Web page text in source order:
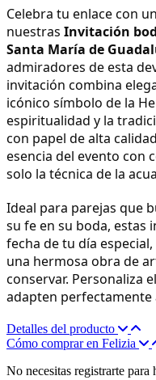
Celebra tu enlace con
nuestras Invitación
Santa María de
admiradores de esta
invitación combina
icónico símbolo de la
espiritualidad y la
con papel de alta
esencia del evento con
solo la técnica de la
Ideal para parejas que
su fe en su boda, estas
fecha de tu día
una hermosa obra de
conservar. Personaliza
adapten perfectamente
Detalles del producto
Cómo comprar en Felizia
No necesitas registrarte para